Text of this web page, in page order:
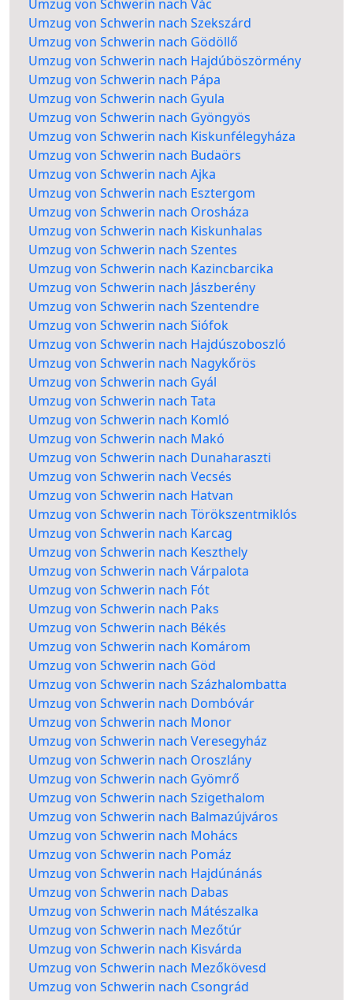
Umzug von Schwerin nach Vác
Umzug von Schwerin nach Szekszárd
Umzug von Schwerin nach Gödöllő
Umzug von Schwerin nach Hajdúböszörmény
Umzug von Schwerin nach Pápa
Umzug von Schwerin nach Gyula
Umzug von Schwerin nach Gyöngyös
Umzug von Schwerin nach Kiskunfélegyháza
Umzug von Schwerin nach Budaörs
Umzug von Schwerin nach Ajka
Umzug von Schwerin nach Esztergom
Umzug von Schwerin nach Orosháza
Umzug von Schwerin nach Kiskunhalas
Umzug von Schwerin nach Szentes
Umzug von Schwerin nach Kazincbarcika
Umzug von Schwerin nach Jászberény
Umzug von Schwerin nach Szentendre
Umzug von Schwerin nach Siófok
Umzug von Schwerin nach Hajdúszoboszló
Umzug von Schwerin nach Nagykőrös
Umzug von Schwerin nach Gyál
Umzug von Schwerin nach Tata
Umzug von Schwerin nach Komló
Umzug von Schwerin nach Makó
Umzug von Schwerin nach Dunaharaszti
Umzug von Schwerin nach Vecsés
Umzug von Schwerin nach Hatvan
Umzug von Schwerin nach Törökszentmiklós
Umzug von Schwerin nach Karcag
Umzug von Schwerin nach Keszthely
Umzug von Schwerin nach Várpalota
Umzug von Schwerin nach Fót
Umzug von Schwerin nach Paks
Umzug von Schwerin nach Békés
Umzug von Schwerin nach Komárom
Umzug von Schwerin nach Göd
Umzug von Schwerin nach Százhalombatta
Umzug von Schwerin nach Dombóvár
Umzug von Schwerin nach Monor
Umzug von Schwerin nach Veresegyház
Umzug von Schwerin nach Oroszlány
Umzug von Schwerin nach Gyömrő
Umzug von Schwerin nach Szigethalom
Umzug von Schwerin nach Balmazújváros
Umzug von Schwerin nach Mohács
Umzug von Schwerin nach Pomáz
Umzug von Schwerin nach Hajdúnánás
Umzug von Schwerin nach Dabas
Umzug von Schwerin nach Mátészalka
Umzug von Schwerin nach Mezőtúr
Umzug von Schwerin nach Kisvárda
Umzug von Schwerin nach Mezőkövesd
Umzug von Schwerin nach Csongrád